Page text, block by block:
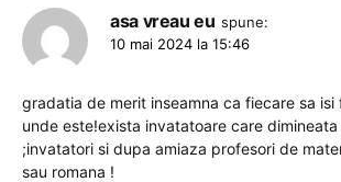
asa vreau eu spune:
10 mai 2024 la 15:46
gradatia de merit inseamna ca fiecare sa
unde este!exista invatatoare care
;invatatori si dupa amiaza profesori de
sau romana !